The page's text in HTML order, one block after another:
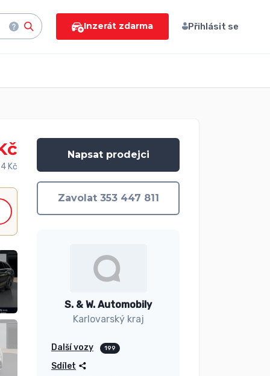
Inzerát zdarma Přihlásit se
Kč
Napsat prodejci
Zavolat 353 447 811
S. & W. Automobily
Karlovarský kraj
Další vozy 199
Sdílet